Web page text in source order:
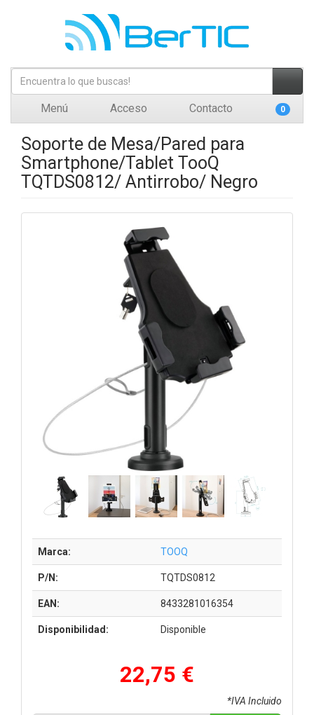
Menú Acceso Contacto 0
Soporte de Mesa/Pared para
Smartphone/Tablet TooQ
TQTDS0812/ Antirrobo/ Negro
Marca: TOOQ
P/N: TQTDS0812
EAN: 8433281016354
Disponibilidad: Disponible
22,75 €
*IVA Incluido